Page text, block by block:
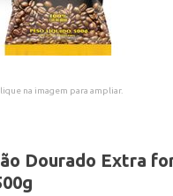
na imagem para ampliar.
Dourado Extra